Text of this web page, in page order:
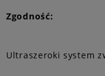
Zgodność:
Ultraszeroki system